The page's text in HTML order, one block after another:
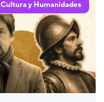
Cultura y Humanidades